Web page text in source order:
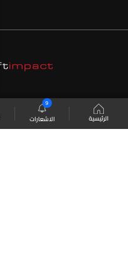
الرئيسية الاشعارات
9
موقع البرامج